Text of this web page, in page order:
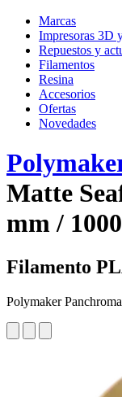
Marcas
Impresoras 3D
Repuestos y
Filamentos
Resina
Accesorios
Ofertas
Novedades
Matte
mm /
Filamento
Polymaker